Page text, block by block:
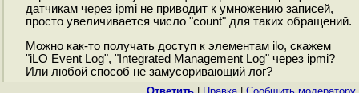
датчикам через ipmi не приводит к умножению записей,
просто увеличивается число "count" для таких обращений.
Можно как-то получать доступ к элементам ilo, скажем
"iLO Event Log", "Integrated Management Log" через ipmi?
Или любой способ не замусоривающий лог?